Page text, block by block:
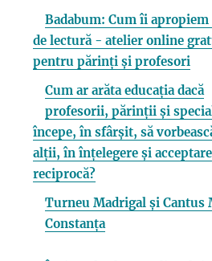
Badabum: Cum îi apropiem
de lectură - atelier online
pentru părinți și profesori
Cum ar arăta educația dacă
profesorii, părinții și
începe, în sfârșit, să
alții, în înțelegere și acceptare
reciprocă?
Turneu Madrigal și Cantus
Constanța